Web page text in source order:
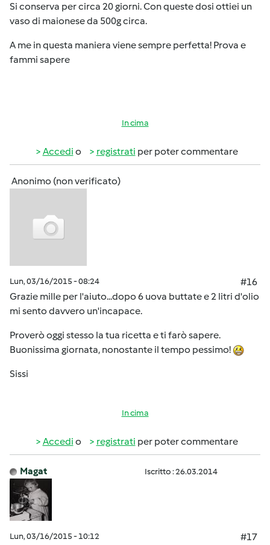
Si conserva per circa 20 giorni. Con queste dosi ottiei un
vaso di maionese da 500g circa.
A me in questa maniera viene sempre perfetta! Prova e
fammi sapere
In cima
Accedi o registrati per poter commentare
Anonimo (non verificato)
Lun, 03/16/2015 - 08:24
#16
Grazie mille per l'aiuto...dopo 6 uova buttate e 2 litri d'olio
mi sento davvero un'incapace.
Proverò oggi stesso la tua ricetta e ti farò sapere.
Buonissima giornata, nonostante il tempo pessimo!
Sissi
In cima
Accedi o registrati per poter commentare
Magat Iscritto : 26.03.2014
Lun, 03/16/2015 - 10:12
#17